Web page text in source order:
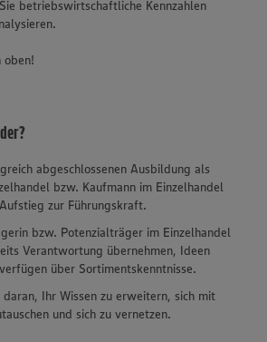
betriebswirtschaftliche Kennzahlen
oben!
abgeschlossenen Ausbildung als
bzw. Kaufmann im Einzelhandel
zur Führungskraft.
bzw. Potenzialträger im Einzelhandel
Verantwortung übernehmen, Ideen
über Sortimentskenntnisse.
daran, Ihr Wissen zu erweitern, sich mit
und sich zu vernetzen.